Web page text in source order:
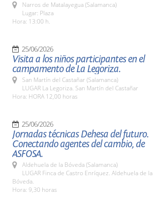
Narros de Matalayegua (Salamanca)
Lugar: Plaza
Hora: 13:00 h.
25/06/2026
Visita a los niños participantes en el
campamento de La Legoriza.
San Martín del Castañar (Salamanca)
LUGAR La Legoriza. San Martín del Castañar
Hora: HORA 12,00 horas
25/06/2026
Jornadas técnicas Dehesa del futuro.
Conectando agentes del cambio, de
ASFOSA.
Aldehuela de la Bóveda (Salamanca)
LUGAR Finca de Castro Enríquez. Aldehuela de la
Bóveda.
Hora: 9,30 horas